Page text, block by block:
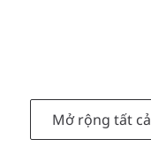
Mở rộng tất cả